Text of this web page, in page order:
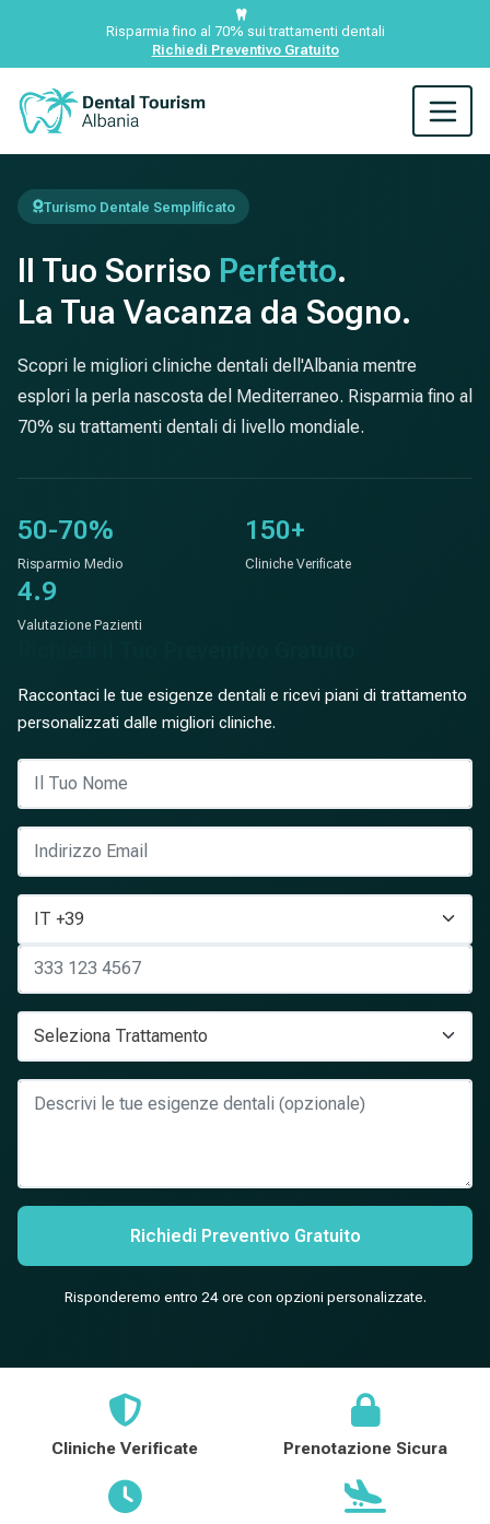
Risparmia fino al 70% sui trattamenti dentali
Richiedi Preventivo Gratuito
Turismo Dentale Semplificato
Il Tuo Sorriso Perfetto.
La Tua Vacanza da Sogno.
Scopri le migliori cliniche dentali dell'Albania mentre
esplori la perla nascosta del Mediterraneo. Risparmia fino al
70% su trattamenti dentali di livello mondiale.
50-70%
Risparmio Medio
150+
Cliniche Verificate
4.9
Valutazione Pazienti
Raccontaci le tue esigenze dentali e ricevi piani di trattamento
personalizzati dalle migliori cliniche.
Richiedi Preventivo Gratuito
Risponderemo entro 24 ore con opzioni personalizzate.
Cliniche Verificate Prenotazione Sicura